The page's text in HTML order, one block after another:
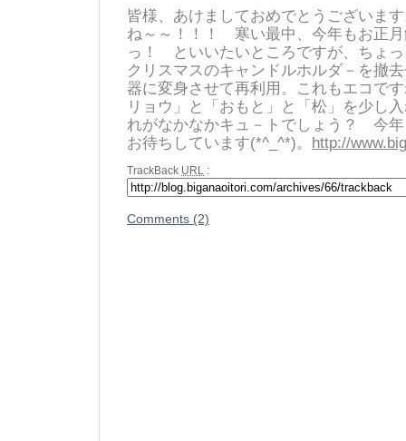
皆様、あけましておめでとうございま
ね～～！！！ 寒い最中、今年もお正
っ！ といいたいところですが、ち
クリスマスのキャンドルホルダ－を撤
器に変身させて再利用。これもエコ
リョウ」と「おもと」と「松」を少し
れがなかなかキュ－トでしょう？ 今
お待ちしています(*^_^*)。 http://
TrackBack URL :
Comments (2)